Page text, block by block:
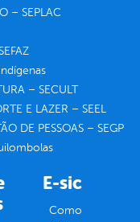
– SEPLAC
– SECULT
E LAZER – SEEL
DE PESSOAS – SEGP
E-sic
Como